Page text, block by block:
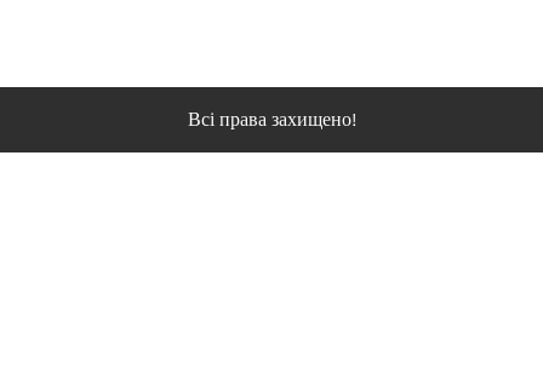
Всі права захищено!